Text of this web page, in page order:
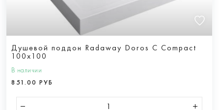
Душевой поддон Radaway Doros C Compact
100x100
В наличии
851.00 РУБ